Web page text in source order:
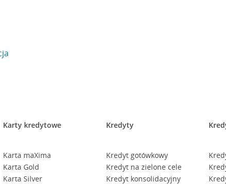
Karty kredytowe
Karta maXima
Karta Gold
Karta Silver
Kredyty
Kredyt gotówkowy
Kredyt na zielone cele
Kredyt konsolidacyjny